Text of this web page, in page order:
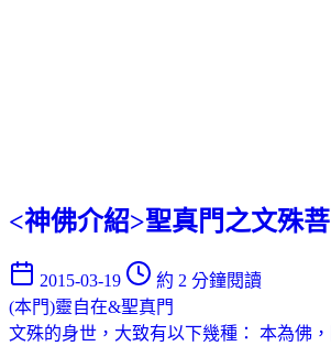
<神佛介紹>聖真門之文殊
2015-03-19
約 2 分鐘閱讀
(本門)靈自在&聖真門
文殊的身世，大致有以下幾種： 本為佛